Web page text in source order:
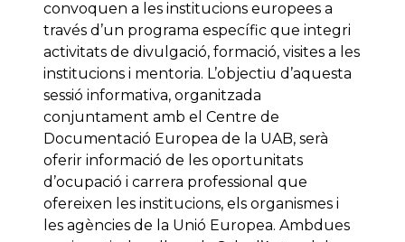
convoquen a les institucions europees a
través d’un programa específic que integri
activitats de divulgació, formació, visites a les
institucions i mentoria. L’objectiu d’aquesta
sessió informativa, organitzada
conjuntament amb el Centre de
Documentació Europea de la UAB, serà
oferir informació de les oportunitats
d’ocupació i carrera professional que
ofereixen les institucions, els organismes i
les agències de la Unió Europea. Ambdues